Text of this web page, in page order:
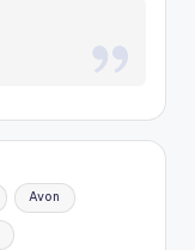
Avon